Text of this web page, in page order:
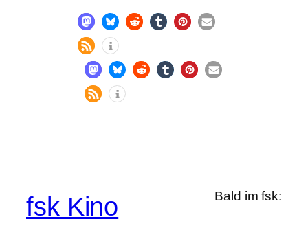
fsk Kino Bald im fsk: